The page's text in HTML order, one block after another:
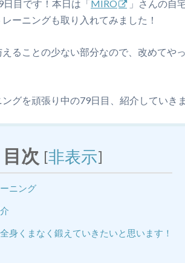
日目です！本日は「MIRO
」さんの自
ーニングも取り入れてみました！
ることの少ない部分なので、改めてや
グを頑張り中の79日目、紹介していき
目次 [非表示]
ニング
身くまなく鍛えていきたいと思います！